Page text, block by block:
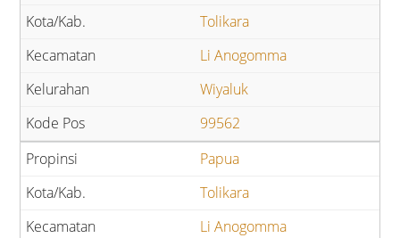
Tolikara
Li Anogomma
Wiyaluk
99562
Papua
Tolikara
Li Anogomma